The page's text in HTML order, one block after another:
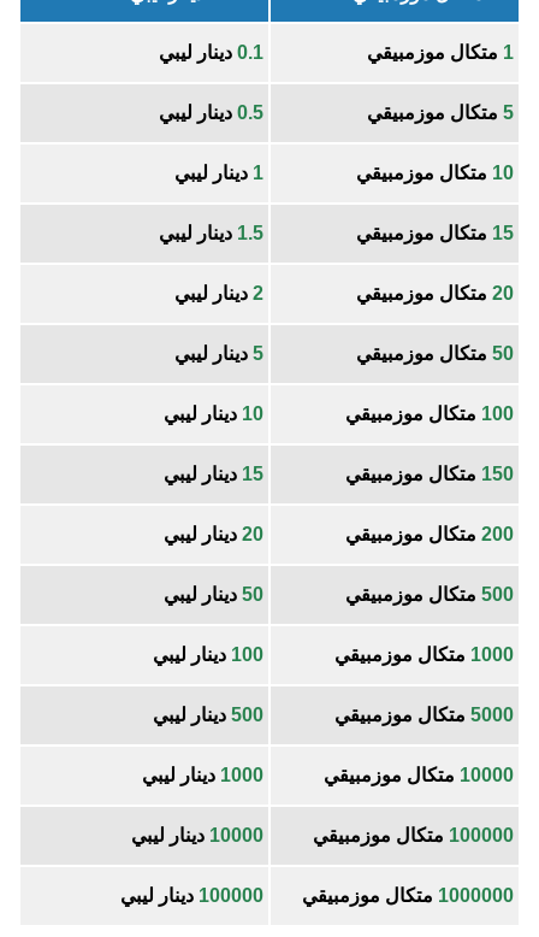
1 متكال موزمبيقي 0.1 دينار ليبي
5 متكال موزمبيقي 0.5 دينار ليبي
10 متكال موزمبيقي 1 دينار ليبي
15 متكال موزمبيقي 1.5 دينار ليبي
20 متكال موزمبيقي 2 دينار ليبي
50 متكال موزمبيقي 5 دينار ليبي
100 متكال موزمبيقي 10 دينار ليبي
150 متكال موزمبيقي 15 دينار ليبي
200 متكال موزمبيقي 20 دينار ليبي
500 متكال موزمبيقي 50 دينار ليبي
1000 متكال موزمبيقي 100 دينار ليبي
5000 متكال موزمبيقي 500 دينار ليبي
10000 متكال موزمبيقي 1000 دينار ليبي
100000 متكال موزمبيقي 10000 دينار ليبي
1000000 متكال موزمبيقي 100000 دينار ليبي